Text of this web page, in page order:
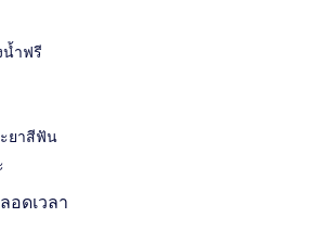
น้ำฟรี
ยาสีฟัน
อดเวลา